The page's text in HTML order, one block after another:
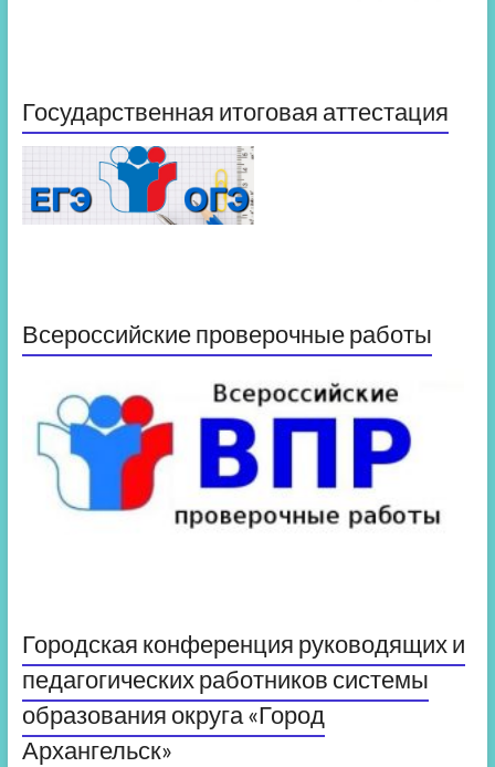
Государственная итоговая аттестация
Всероссийские проверочные работы
Городская конференция руководящих и
педагогических работников системы
образования округа «Город
Архангельск»